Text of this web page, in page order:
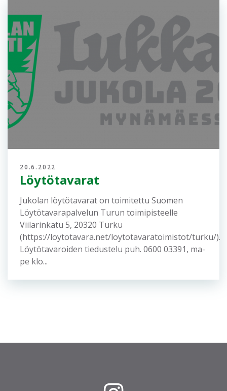
21.6.2022
järjestäjille
Kiitämme kaikia talkoolaisia, katsojia ja etenkin
osallistujia onnistuneesta Lukkari-Jukolasta.
Pyydämme lähettämään kaikki palautteet
sähköpostitse osoitteeseen:
palaute.2022@jukola.com Terveisin Lukkari-
Jukolan järjestäjät